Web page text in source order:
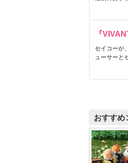
『
セイコーが
ューサーと
おすすめ